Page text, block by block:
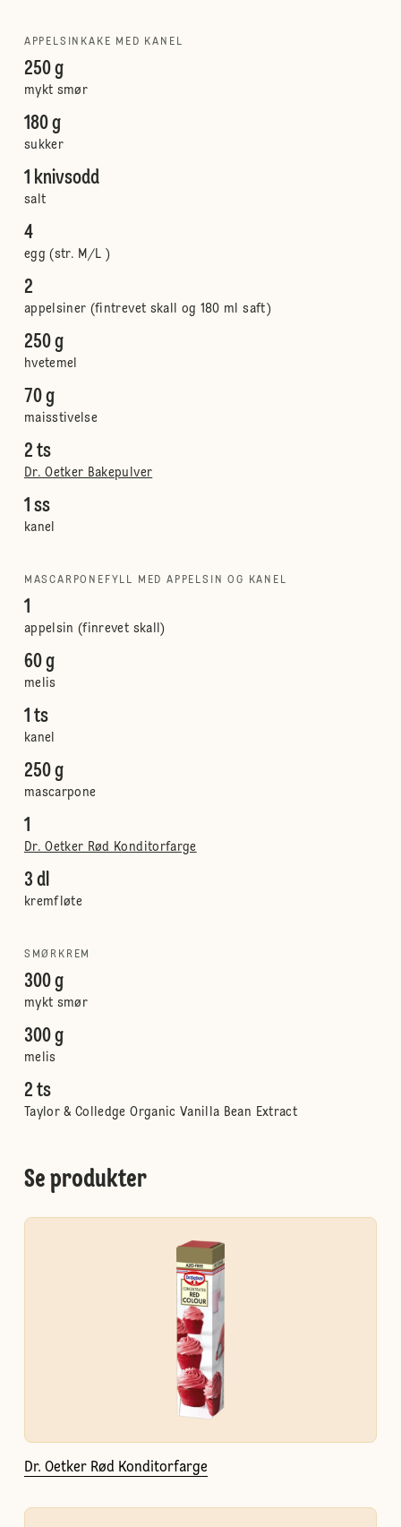
APPELSINKAKE MED KANEL
250 g
mykt smør
180 g
sukker
1 knivsodd
salt
4
egg (str. M/L )
2
appelsiner (fintrevet skall og 180 ml saft)
250 g
hvetemel
70 g
maisstivelse
2 ts
Dr. Oetker Bakepulver
1 ss
kanel
MASCARPONEFYLL MED APPELSIN OG KANEL
1
appelsin (finrevet skall)
60 g
melis
1 ts
kanel
250 g
mascarpone
1
Dr. Oetker Rød Konditorfarge
3 dl
kremfløte
SMØRKREM
300 g
mykt smør
300 g
melis
2 ts
Taylor & Colledge Organic Vanilla Bean Extract
Se produkter
Dr. Oetker Rød Konditorfarge